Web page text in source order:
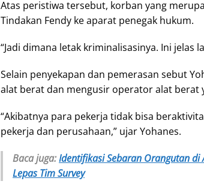
Atas peristiwa tersebut, korban yang
Tindakan Fendy ke aparat penegak hukum.
“Jadi dimana letak kriminalisasinya. Ini jelas
Selain penyekapan dan pemerasan sebut
alat berat dan mengusir operator alat berat
“Akibatnya para pekerja tidak bisa
pekerja dan perusahaan,” ujar Yohanes.
Baca juga:Identifikasi Sebaran Orangutan di
Lepas Tim Survey